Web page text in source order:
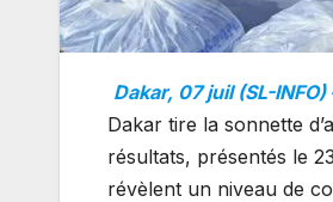
Dakar, 07 juil (SL-INFO)
Dakar tire la sonnette
résultats, présentés le
révèlent un niveau de